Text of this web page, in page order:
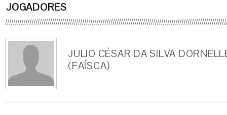
JOGADORES
JULIO CÉSAR DA SILVA
(FAÍSCA)